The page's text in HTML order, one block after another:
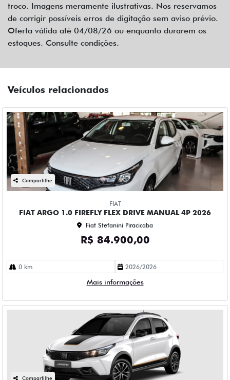
troco. Imagens meramente ilustrativas. Nos reservamos
de corrigir possíveis erros de digitação sem aviso prévio.
Oferta válida até 04/08/26 ou enquanto durarem os
estoques. Consulte condições.
Veículos relacionados
Compartilhe
FIAT
FIAT ARGO 1.0 FIREFLY FLEX DRIVE MANUAL 4P 2026
Fiat Stefanini Piracicaba
R$ 84.900,00
0 km 2026/2026
Mais informações
Compartilhe